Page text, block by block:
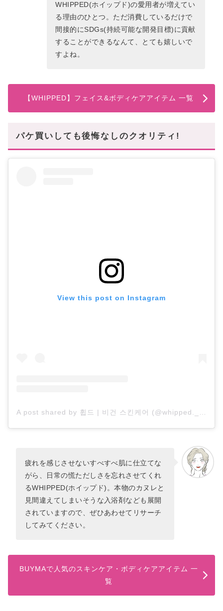
WHIPPED(ホイップド)の愛用者が増えてい
る理由のひとつ。ただ消費しているだけで
間接的にSDGs(持続可能な開発目標)に貢献
することができるなんて、とても嬉しいで
すよね。
【WHIPPED】フェイス&ボディケアアイテム 一覧
パケ買いしても後悔なしのクオリティ!
View this post on Instagram
疲れを感じさせないすべすべ肌に仕立てな
がら、日常の慌ただしさを忘れさせてくれ
るWHIPPED(ホイップド)。本物のカヌレと
見間違えてしまいそうな入浴剤なども展開
されていますので、ぜひあわせてリサーチ
してみてください。
BUYMAで人気のスキンケア・ボディケアアイテム 一
覧